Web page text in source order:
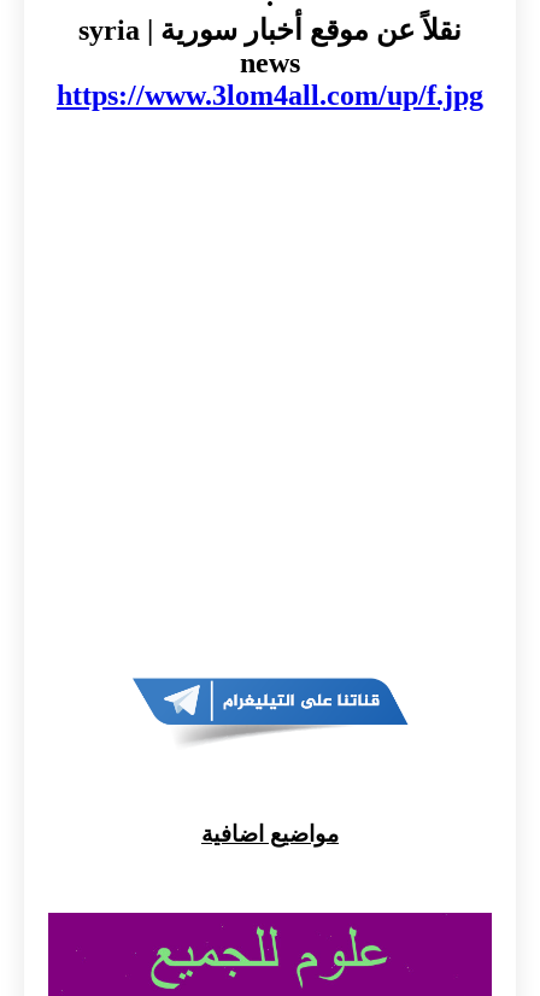
نقلاً عن موقع أخبار سورية | syria
news
https://www.3lom4all.com/up/f.jpg
مواضيع اضافية